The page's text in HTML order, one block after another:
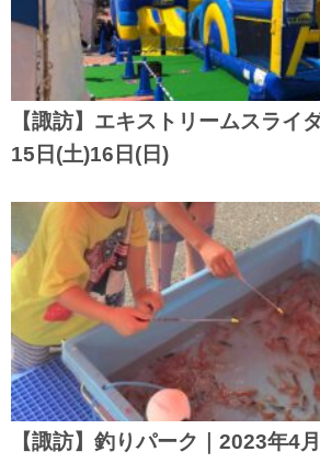
【諏訪】エキストリームスライ
15日(土)16日(日)
【諏訪】釣りパーク｜2023年4